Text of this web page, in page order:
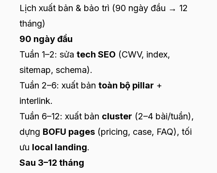
Lịch xuất bản & bảo trì (90 ngày đầu → 12
tháng)
90 ngày đầu
Tuần 1–2: sửa tech SEO (CWV, index,
sitemap, schema).
Tuần 2–6: xuất bản toàn bộ pillar +
interlink.
Tuần 6–12: xuất bản cluster (2–4 bài/tuần),
dựng BOFU pages (pricing, case, FAQ), tối
ưu local landing.
Sau 3–12 tháng